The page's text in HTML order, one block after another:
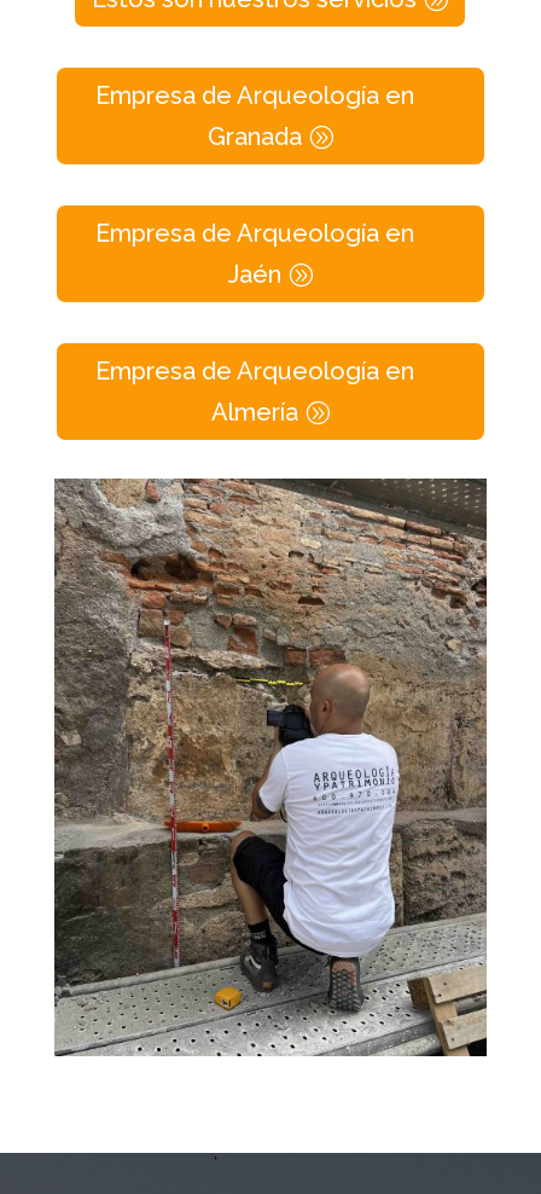
Empresa de Arqueología en
Granada
Empresa de Arqueología en
Jaén
Empresa de Arqueología en
Almería